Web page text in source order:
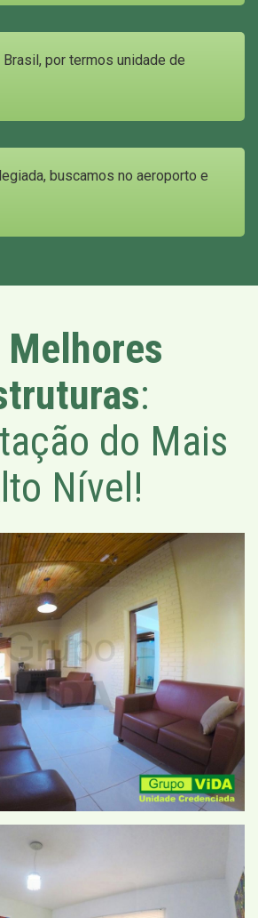
por termos unidade de
buscamos no aeroporto e
:
do Mais
Nível!